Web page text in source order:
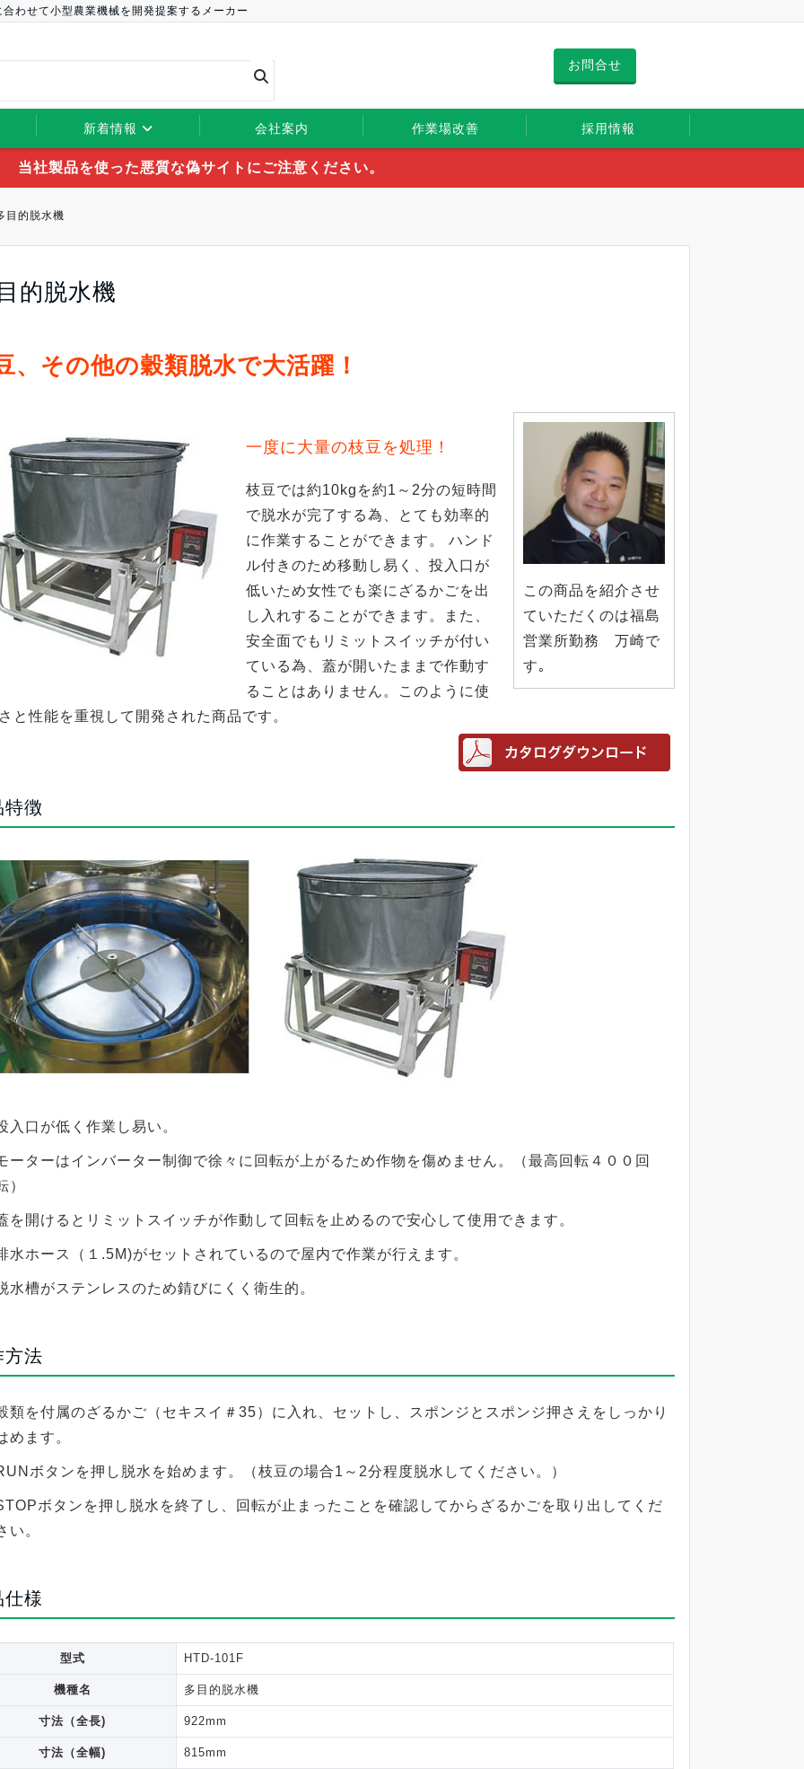
わせて小型農業機械を開発提案するメーカー
お問合せ
新着情報 会社案内 作業場改善 採用情報
当社製品を使った悪質な偽サイトにご注意ください。
目的脱水機
的脱水機
、その他の穀類脱水で大活躍！
この商品を紹介させ
ていただくのは福島
営業所勤務 万崎で
す｡
一度に大量の枝豆を処理！
枝豆では約10kgを約1～2分の短時間
で脱水が完了する為、とても効率的
に作業することができます。 ハンド
ル付きのため移動し易く、投入口が
低いため女性でも楽にざるかごを出
し入れすることができます。また、
安全面でもリミットスイッチが付い
ている為、蓋が開いたままで作動す
ることはありません。このように使
と性能を重視して開発された商品です。
特徴
入口が低く作業し易い。
ーターはインバーター制御で徐々に回転が上がるため作物を傷めません。（最高回転４００回
）
を開けるとリミットスイッチが作動して回転を止めるので安心して使用できます。
水ホース（１.5M)がセットされているので屋内で作業が行えます。
水槽がステンレスのため錆びにくく衛生的。
方法
類を付属のざるかご（セキスイ＃35）に入れ、セットし、スポンジとスポンジ押さえをしっかり
めます。
ボタンを押し脱水を始めます。（枝豆の場合1～2分程度脱水してください。）
ボタンを押し脱水を終了し、回転が止まったことを確認してからざるかごを取り出してくだ
い。
仕様
型式 HTD-101F
機種名 多目的脱水機
寸法（全長) 922mm
寸法（全幅) 815mm